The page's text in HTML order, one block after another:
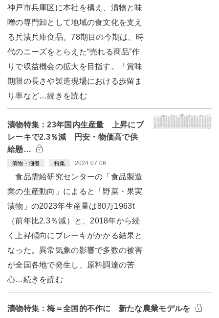
神戸市兵庫区に本社を構え、漬物と味
噌の専門卸として地域の食文化を支え
る兵漬兵庫食品。78期目の今期は、時
代のニーズをとらえた“売れる商品”作
りで収益機会の拡大を目指す。「賞味
期限の長さや製造現場における歩留ま
り率など…続きを読む
漬物特集：23年国内生産量 上昇にブ
レーキで2.3％減 円安・物価高で供
給懸…
漬物・佃煮 特集 2024.07.06
食品需給研究センターの「食品製造
業の生産動向」によると「野菜・果実
漬物」の2023年生産量は80万1963t
（前年比2.3％減）と、2018年から続
く上昇傾向にブレーキがかかる結果と
なった。異常気象の影響で多数の被害
が全国各地で発生し、原料調達の苦
心…続きを読む
漬物特集：梅＝全国的不作に 新たな農業モデルを